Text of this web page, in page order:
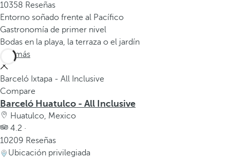
10358 Reseñas
Entorno soñado frente al Pacífico
Gastronomía de primer nivel
Bodas en la playa, la terraza o el jardín
Ver más
Barceló Ixtapa - All Inclusive
Compare
Barceló Huatulco - All Inclusive
Huatulco, Mexico
4.2 ·
10209 Reseñas
Ubicación privilegiada